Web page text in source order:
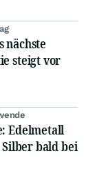
nächste
steigt vor
Edelmetall
bald bei